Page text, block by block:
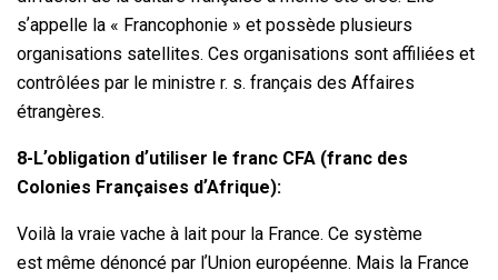
sʼappelle la « Francophonie » et possède plusieurs
organisations satellites. Ces organisations sont affiliées et
contrôlées par le ministre r. s. français des Affaires
étrangères.
8-Lʼobligation dʼutiliser le franc CFA (franc des
Colonies Françaises dʼAfrique):
Voilà la vraie vache à lait pour la France. Ce système
est même dénoncé par lʼUnion européenne. Mais la France